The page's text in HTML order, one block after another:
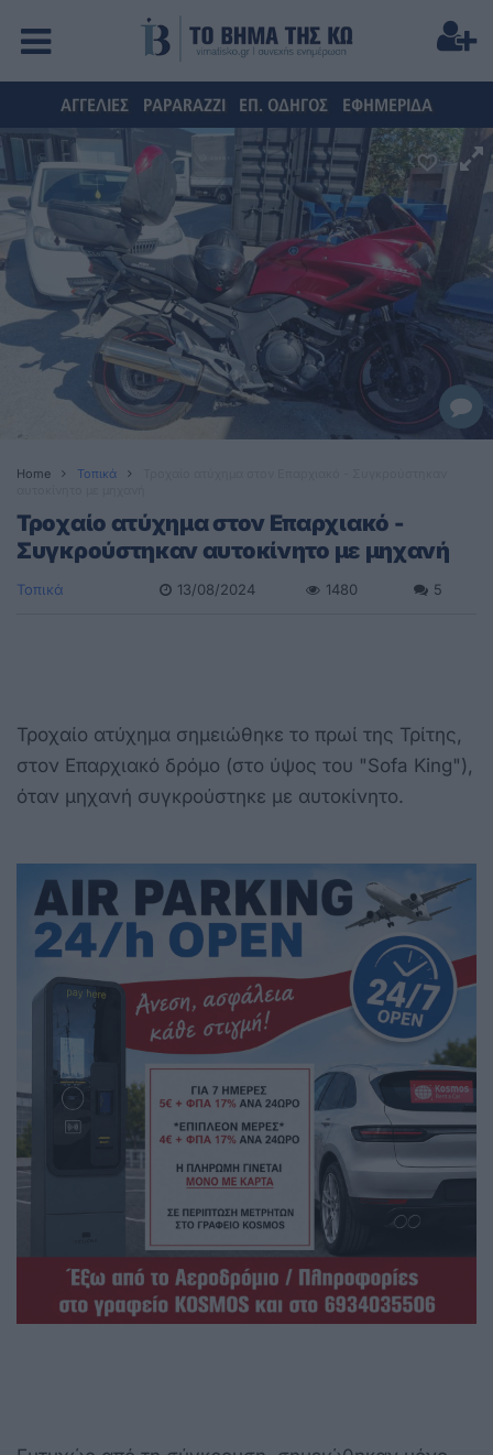
ΑΓΓΕΛΙΕΣ PAPARAZZI ΕΠ. ΟΔΗΓΟΣ ΕΦΗΜΕΡΙΔΑ
Home Τοπικά
Τροχαίο ατύχημα στον Επαρχιακό -
Συγκρούστηκαν αυτοκίνητο με μηχανή
Τοπικά 13/08/2024 1480 5
Τροχαίο ατύχημα σημειώθηκε το πρωί της Τρίτης,
στον Επαρχιακό δρόμο (στο ύψος του "Sofa King"),
όταν μηχανή συγκρούστηκε με αυτοκίνητο.